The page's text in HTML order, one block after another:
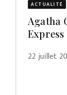
ACTUALITÉ
Agatha
Express
22 juillet